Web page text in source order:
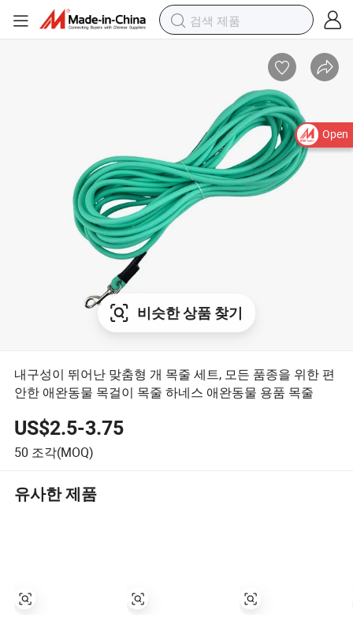
Open
비슷한 상품 찾기
내구성이 뛰어난 맞춤형 개 목줄 세트, 모든 품종을 위한 편
안한 애완동물 목걸이 목줄 하네스 애완동물 용품 목줄
US$2.5-3.75
50 조각(MOQ)
유사한 제품